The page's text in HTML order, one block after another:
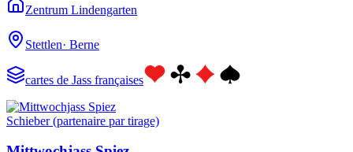
Zentrum Lindengarten
Stettlen· Berne
cartes de Jass françaises
Schieber (partenaire par tirage)